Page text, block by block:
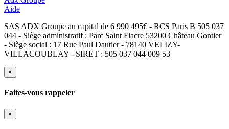
Aide
SAS ADX Groupe au capital de 6 990 495€ - RCS Paris B 505 037
044 - Siège administratif : Parc Saint Fiacre 53200 Château Gontier
- Siège social : 17 Rue Paul Dautier - 78140 VELIZY-
VILLACOUBLAY - SIRET : 505 037 044 009 53
×
Faites-vous rappeler
×